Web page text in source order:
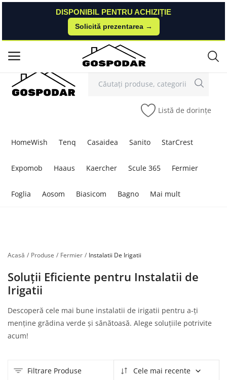
DISPONIBIL PENTRU ACHIZIȚIE
Solicită prezentarea →
Contact Autentificare Înregistrare
Listă de dorințe
HomeWish Tenq Casaidea Sanito StarCrest
Expomob Haaus Kaercher Scule 365 Fermier
Foglia Aosom Biasicom Bagno Mai mult
DISPONIBIL PENTRU ACHIZIȚIE
Solicită prezentarea →
Meniu principal
Categorii
Acasă Produse Fermier Instalatii De Irigatii
Soluții Eficiente pentru Instalatii de
Irigatii
Descoperă cele mai bune instalatii de irigatii pentru a-ți
menține grădina verde și sănătoasă. Alege soluțiile potrivite
acum!
Filtrare Produse Cele mai recente